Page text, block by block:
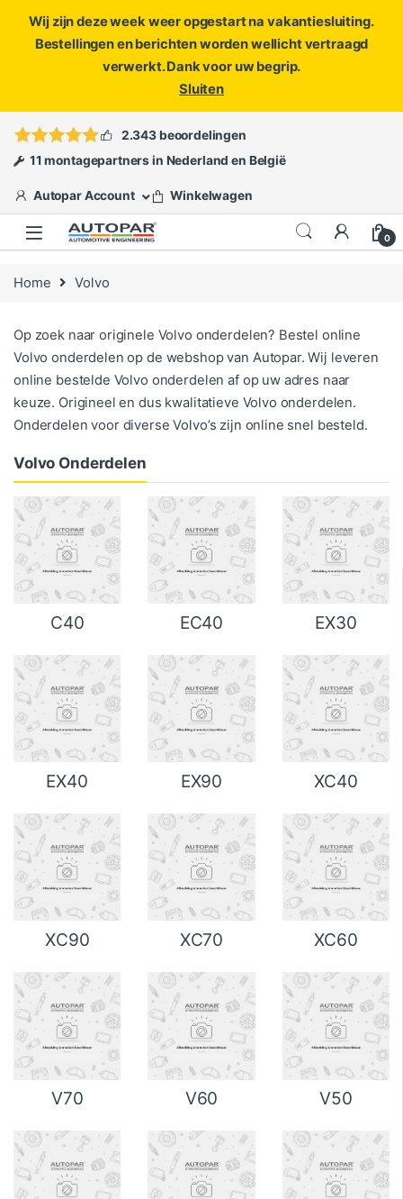
Wij zijn deze week weer opgestart na vakantiesluiting.
Bestellingen en berichten worden wellicht vertraagd
verwerkt. Dank voor uw begrip.
Sluiten
ofopen een ticket
2.343 beoordelingen
11 montagepartners in Nederland en België
Autopar Account Winkelwagen
0
Home Volvo
Op zoek naar originele Volvo onderdelen? Bestel online
Volvo onderdelen op de webshop van Autopar. Wij leveren
online bestelde Volvo onderdelen af op uw adres naar
keuze. Origineel en dus kwalitatieve Volvo onderdelen.
Onderdelen voor diverse Volvo’s zijn online snel besteld.
Volvo Onderdelen
C40 EC40 EX30
EX40 EX90 XC40
XC90 XC70 XC60
V70 V60 V50